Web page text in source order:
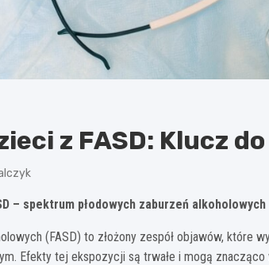
z FASD: Klucz
– spektrum płodowych zaburzeń alkoholowych
(FASD) to złożony zespół objawów, które
Efekty tej ekspozycji są trwałe i mogą